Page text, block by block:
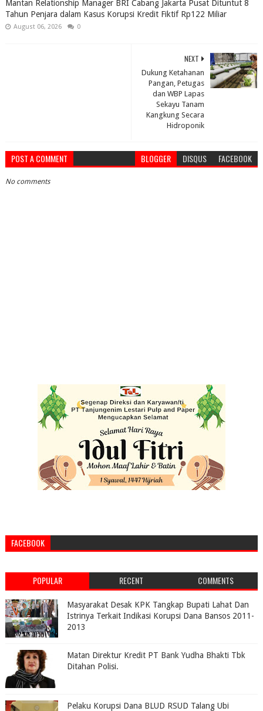
Mantan Relationship Manager BRI Cabang Jakarta Pusat Dituntut 8
Tahun Penjara dalam Kasus Korupsi Kredit Fiktif Rp122 Miliar
August 06, 2026 0
NEXT
Dukung Ketahanan
Pangan, Petugas
dan WBP Lapas
Sekayu Tanam
Kangkung Secara
Hidroponik
POST A COMMENT BLOGGER DISQUS FACEBOOK
No comments
FACEBOOK
POPULAR RECENT COMMENTS
Masyarakat Desak KPK Tangkap Bupati Lahat Dan
Istrinya Terkait Indikasi Korupsi Dana Bansos 2011-
2013
Matan Direktur Kredit PT Bank Yudha Bhakti Tbk
Ditahan Polisi.
Pelaku Korupsi Dana BLUD RSUD Talang Ubi